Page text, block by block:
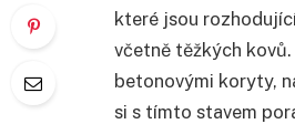
které jsou
včetně těžkých
betonovými koryty,
si s tímto stavem